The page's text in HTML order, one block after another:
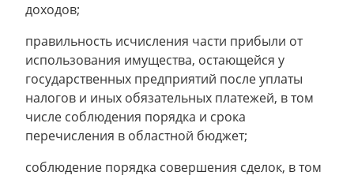
доходов;
правильность исчисления части прибыли от
использования имущества, остающейся у
государственных предприятий после уплаты
налогов и иных обязательных платежей, в том
числе соблюдения порядка и срока
перечисления в областной бюджет;
соблюдение порядка совершения сделок, в том